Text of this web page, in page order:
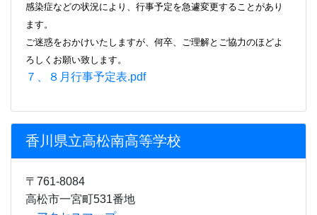
感染症などの状況により、行事予定を急遽変更することがあり
ます。
ご迷惑をおかけいたしますが、何卒、ご理解とご協力のほどよ
ろしくお願い致します。
７、８月行事予定表.pdf
香川県立高松南高等学校
〒761-8084
高松市一宮町531番地